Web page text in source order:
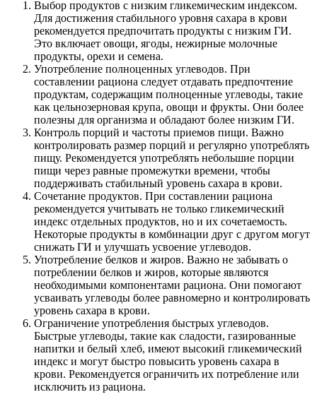
Выбор продуктов с низким гликемическим индексом.
Для достижения стабильного уровня сахара в крови
рекомендуется предпочитать продукты с низким ГИ.
Это включает овощи, ягоды, нежирные молочные
продукты, орехи и семена.
Употребление полноценных углеводов. При
составлении рациона следует отдавать предпочтение
продуктам, содержащим полноценные углеводы, такие
как цельнозерновая крупа, овощи и фрукты. Они более
полезны для организма и обладают более низким ГИ.
Контроль порций и частоты приемов пищи. Важно
контролировать размер порций и регулярно употреблять
пищу. Рекомендуется употреблять небольшие порции
пищи через равные промежутки времени, чтобы
поддерживать стабильный уровень сахара в крови.
Сочетание продуктов. При составлении рациона
рекомендуется учитывать не только гликемический
индекс отдельных продуктов, но и их сочетаемость.
Некоторые продукты в комбинации друг с другом могут
снижать ГИ и улучшать усвоение углеводов.
Употребление белков и жиров. Важно не забывать о
потреблении белков и жиров, которые являются
необходимыми компонентами рациона. Они помогают
усваивать углеводы более равномерно и контролировать
уровень сахара в крови.
Ограничение употребления быстрых углеводов.
Быстрые углеводы, такие как сладости, газированные
напитки и белый хлеб, имеют высокий гликемический
индекс и могут быстро повысить уровень сахара в
крови. Рекомендуется ограничить их потребление или
исключить из рациона.